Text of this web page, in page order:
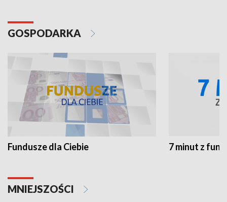
GOSPODARKA
Fundusze dla Ciebie 7 minut z
MNIEJSZOŚCI